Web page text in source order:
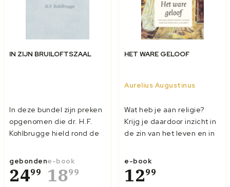
IN ZIJN BRUILOFTSZAAL
In deze bundel zijn preken
opgenomen die dr. H.F.
Kohlbrugge hield rond de
gaat om negen
voorbereidingspreken –
waarvan één als schets –
gebonden
2499
e-book
1899
HET WARE GELOOF
Aurelius Augustinus
Wat heb je aan religie?
Krijg je daardoor inzicht in
de zin van het leven en in
religie tot ideologie en
verwarring op alle niveaus?
Zulke moderne
e-book
1299